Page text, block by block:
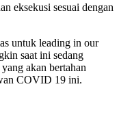
eksekusi sesuai dengan
untuk leading in our
saat ini sedang
akan bertahan
COVID 19 ini.